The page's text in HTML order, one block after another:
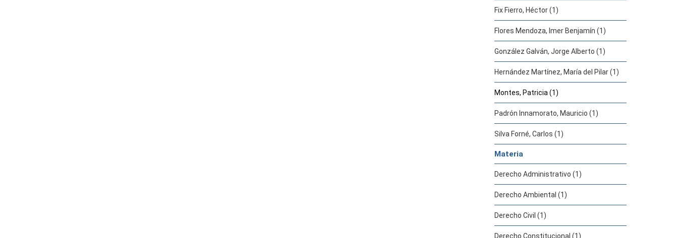
Fix Fierro, Héctor (1)
Flores Mendoza, Imer Benjamín (1)
González Galván, Jorge Alberto (1)
Hernández Martínez, María del Pilar (1)
Montes, Patricia (1)
Padrón Innamorato, Mauricio (1)
Silva Forné, Carlos (1)
Materia
Derecho Administrativo (1)
Derecho Ambiental (1)
Derecho Civil (1)
Derecho Constitucional (1)